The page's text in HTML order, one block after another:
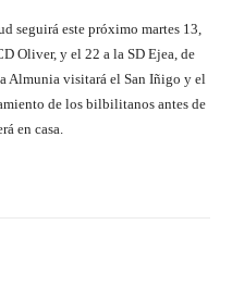
seguirá este próximo martes 13,
Oliver, y el 22 a la SD Ejea, de
Almunia visitará el San Iñigo y el
de los bilbilitanos antes de
en casa.